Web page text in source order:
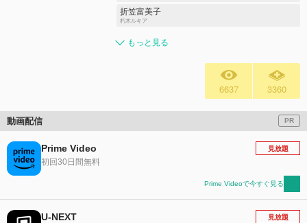
折笠富美子
朽木ルキア
もっと見る
6637 3360
動画配信 PR
Prime Video
初回30日間無料
見放題
Prime Videoで今すぐ見る
U-NEXT 見放題